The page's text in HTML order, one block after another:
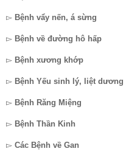
▻ Bệnh vẩy nến, á sừng
▻ Bệnh về đường hô hấp
▻ Bệnh xương khớp
▻ Bệnh Yếu sinh lý, liệt dương
▻ Bệnh Răng Miệng
▻ Bệnh Thần Kinh
▻ Các Bệnh về Gan